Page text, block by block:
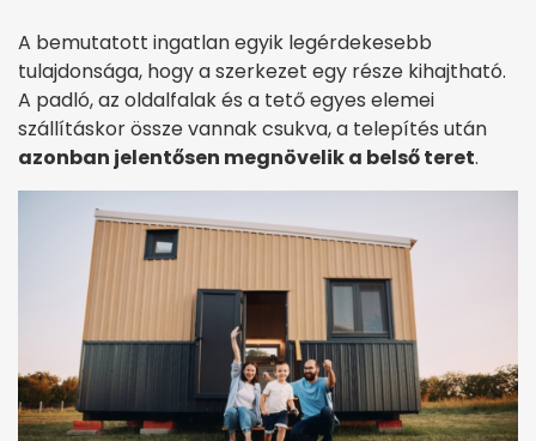
A bemutatott ingatlan egyik legérdekesebb
tulajdonsága, hogy a szerkezet egy része kihajtható.
A padló, az oldalfalak és a tető egyes elemei
szállításkor össze vannak csukva, a telepítés után
azonban jelentősen megnövelik a belső teret.